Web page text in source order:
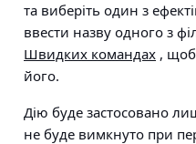
та виберіть один з
ввести назву одного з
Швидких командах ,
його.
Дію буде застосовано
не буде вимкнуто при